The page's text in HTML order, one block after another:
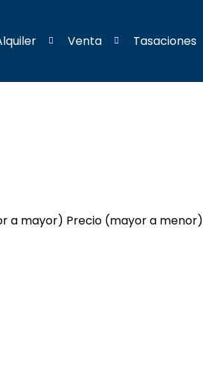
Venta Tasaciones
a mayor) Precio (mayor a menor)